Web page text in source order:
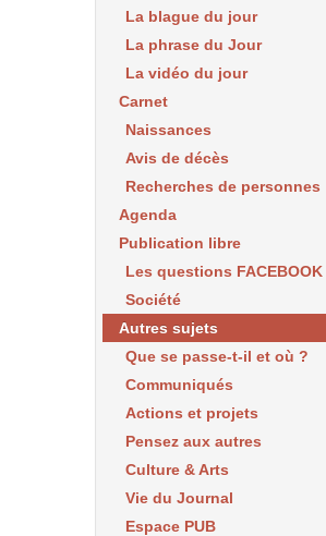
La blague du jour
La phrase du Jour
La vidéo du jour
Carnet
Naissances
Avis de décès
Recherches de personnes
Agenda
Publication libre
Les questions FACEBOOK
Société
Autres sujets
Que se passe-t-il et où ?
Communiqués
Actions et projets
Pensez aux autres
Culture & Arts
Vie du Journal
Espace PUB